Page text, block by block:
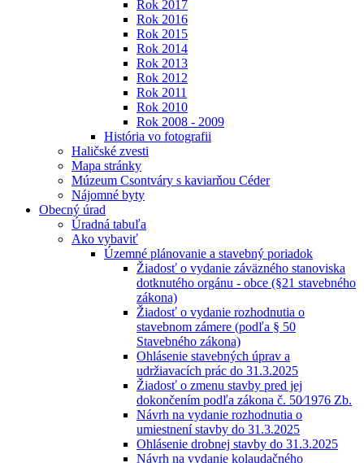
Rok 2017
Rok 2016
Rok 2015
Rok 2014
Rok 2013
Rok 2012
Rok 2011
Rok 2010
Rok 2008 - 2009
História vo fotografii
Haličské zvesti
Mapa stránky
Múzeum Csontváry s kaviarňou Céder
Nájomné byty
Obecný úrad
Úradná tabuľa
Ako vybaviť
Územné plánovanie a stavebný poriadok
Žiadosť o vydanie záväzného stanoviska
dotknutého orgánu - obce (§21 stavebného
zákona)
Žiadosť o vydanie rozhodnutia o
stavebnom zámere (podľa § 50
Stavebného zákona)
Ohlásenie stavebných úprav a
udržiavacích prác do 31.3.2025
Žiadosť o zmenu stavby pred jej
dokončením podľa zákona č. 50⁄1976 Zb.
Návrh na vydanie rozhodnutia o
umiestnení stavby do 31.3.2025
Ohlásenie drobnej stavby do 31.3.2025
Návrh na vydanie kolaudačného